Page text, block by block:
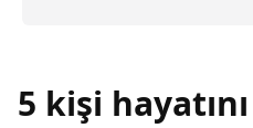
5 kişi